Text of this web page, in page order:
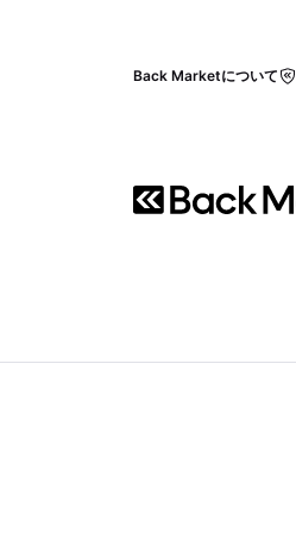
Back Marketについて